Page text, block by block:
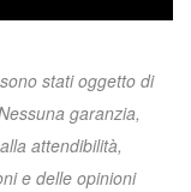
stati oggetto di
garanzia,
attendibilità,
e delle opinioni